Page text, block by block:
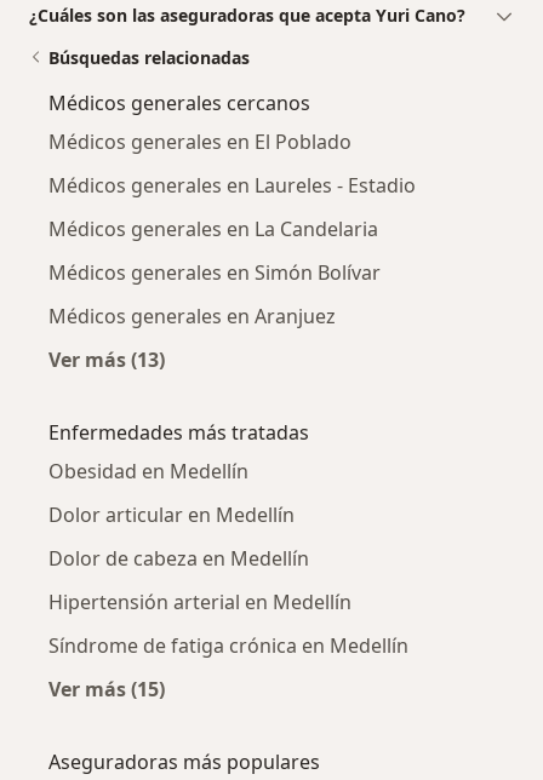
¿Cuáles son las aseguradoras que acepta Yuri Cano?
Búsquedas relacionadas
Médicos generales cercanos
Médicos generales en El Poblado
Médicos generales en Laureles - Estadio
Médicos generales en La Candelaria
Médicos generales en Simón Bolívar
Médicos generales en Aranjuez
Ver más (13)
Enfermedades más tratadas
Obesidad en Medellín
Dolor articular en Medellín
Dolor de cabeza en Medellín
Hipertensión arterial en Medellín
Síndrome de fatiga crónica en Medellín
Ver más (15)
Aseguradoras más populares